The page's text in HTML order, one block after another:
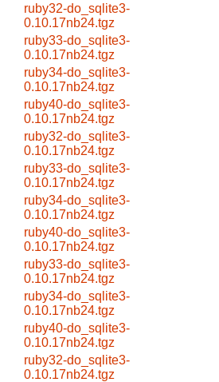
ruby32-do_sqlite3-
0.10.17nb24.tgz
ruby33-do_sqlite3-
0.10.17nb24.tgz
ruby34-do_sqlite3-
0.10.17nb24.tgz
ruby40-do_sqlite3-
0.10.17nb24.tgz
ruby32-do_sqlite3-
0.10.17nb24.tgz
ruby33-do_sqlite3-
0.10.17nb24.tgz
ruby34-do_sqlite3-
0.10.17nb24.tgz
ruby40-do_sqlite3-
0.10.17nb24.tgz
ruby33-do_sqlite3-
0.10.17nb24.tgz
ruby34-do_sqlite3-
0.10.17nb24.tgz
ruby40-do_sqlite3-
0.10.17nb24.tgz
ruby32-do_sqlite3-
0.10.17nb24.tgz